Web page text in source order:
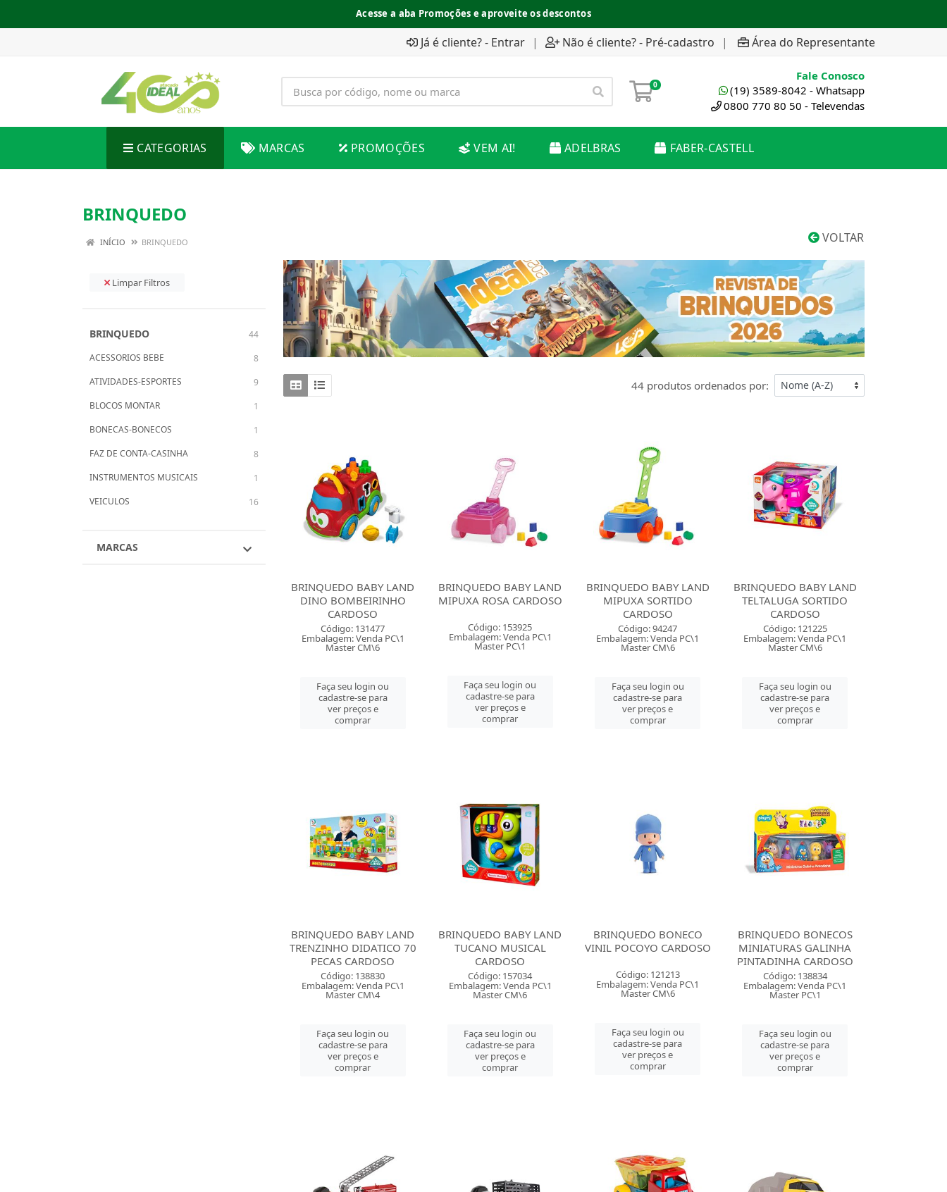
Acesse a aba Promoções e aproveite os descontos
Já é cliente? - Entrar | Não é cliente? - Pré-cadastro | Área do Representante
0
Fale Conosco
(19) 3589-8042 - Whatsapp
0800 770 80 50 - Televendas
CATEGORIAS MARCAS PROMOÇÕES VEM AI! ADELBRAS FABER-CASTELL
BRINQUEDO
VOLTAR
INÍCIO BRINQUEDO
Limpar Filtros
BRINQUEDO
44
ACESSORIOS BEBE
8
ATIVIDADES-ESPORTES
9
BLOCOS MONTAR
1
BONECAS-BONECOS
1
FAZ DE CONTA-CASINHA
8
INSTRUMENTOS MUSICAIS
1
VEICULOS
16
MARCAS
44 produtos ordenados por:
BRINQUEDO BABY LAND
DINO BOMBEIRINHO
CARDOSO
Código: 131477
Embalagem: Venda PC\1
Master CM\6
Faça seu login ou
cadastre-se para
ver preços e
comprar
BRINQUEDO BABY LAND
MIPUXA ROSA CARDOSO
Código: 153925
Embalagem: Venda PC\1
Master PC\1
Faça seu login ou
cadastre-se para
ver preços e
comprar
BRINQUEDO BABY LAND
MIPUXA SORTIDO
CARDOSO
Código: 94247
Embalagem: Venda PC\1
Master CM\6
Faça seu login ou
cadastre-se para
ver preços e
comprar
BRINQUEDO BABY LAND
TELTALUGA SORTIDO
CARDOSO
Código: 121225
Embalagem: Venda PC\1
Master CM\6
Faça seu login ou
cadastre-se para
ver preços e
comprar
BRINQUEDO BABY LAND
TRENZINHO DIDATICO 70
PECAS CARDOSO
Código: 138830
Embalagem: Venda PC\1
Master CM\4
Faça seu login ou
cadastre-se para
ver preços e
comprar
BRINQUEDO BABY LAND
TUCANO MUSICAL
CARDOSO
Código: 157034
Embalagem: Venda PC\1
Master CM\6
Faça seu login ou
cadastre-se para
ver preços e
comprar
BRINQUEDO BONECO
VINIL POCOYO CARDOSO
Código: 121213
Embalagem: Venda PC\1
Master CM\6
Faça seu login ou
cadastre-se para
ver preços e
comprar
BRINQUEDO BONECOS
MINIATURAS GALINHA
PINTADINHA CARDOSO
Código: 138834
Embalagem: Venda PC\1
Master PC\1
Faça seu login ou
cadastre-se para
ver preços e
comprar